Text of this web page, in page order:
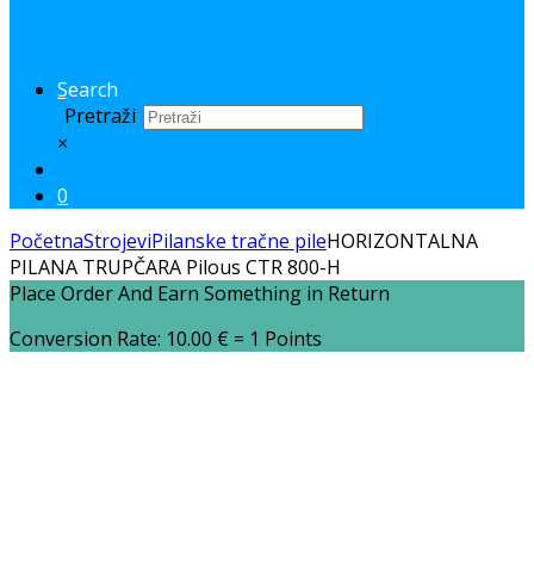
Search
Pretraži
×
0
PočetnaStrojeviPilanske tračne pileHORIZONTALNA
PILANA TRUPČARA Pilous CTR 800-H
Place Order And Earn Something in Return
Conversion Rate: 10.00 € = 1 Points